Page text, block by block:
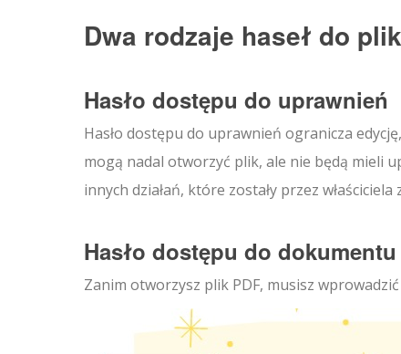
Dwa rodzaje haseł do
Hasło dostępu do uprawnień
Hasło dostępu do uprawnień ogranicza
mogą nadal otworzyć plik, ale nie będą mieli
innych działań, które zostały przez
Hasło dostępu do dokumentu
Zanim otworzysz plik PDF, musisz